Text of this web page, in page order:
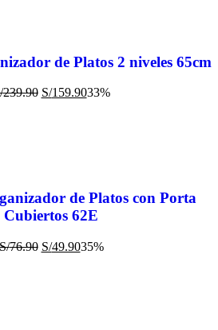
de Platos 2 niveles 65cm
239.90 S/159.9033%
de Platos con Porta
Cubiertos 62E
76.90 S/49.9035%